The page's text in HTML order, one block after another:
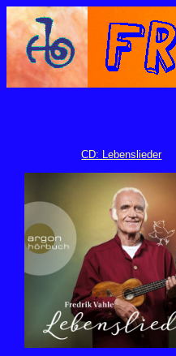
CD: Lebenslieder